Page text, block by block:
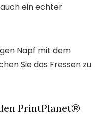
ein echter
Napf mit dem
Sie das Fressen zu
PrintPlanet®